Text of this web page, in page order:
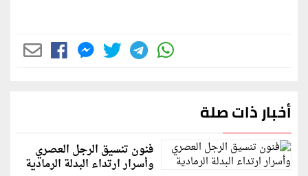
أخبار ذات صلة
فنون تنسيق الرجل العصري
وأسرار ارتداء البدلة الرمادية